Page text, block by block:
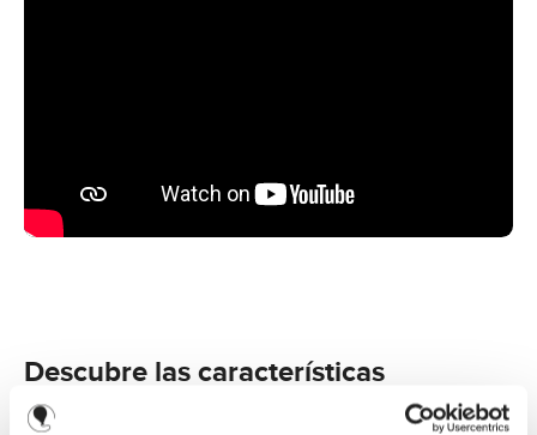
Descubre las características
principales